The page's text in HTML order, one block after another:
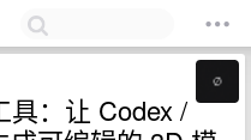
具：让 Codex /